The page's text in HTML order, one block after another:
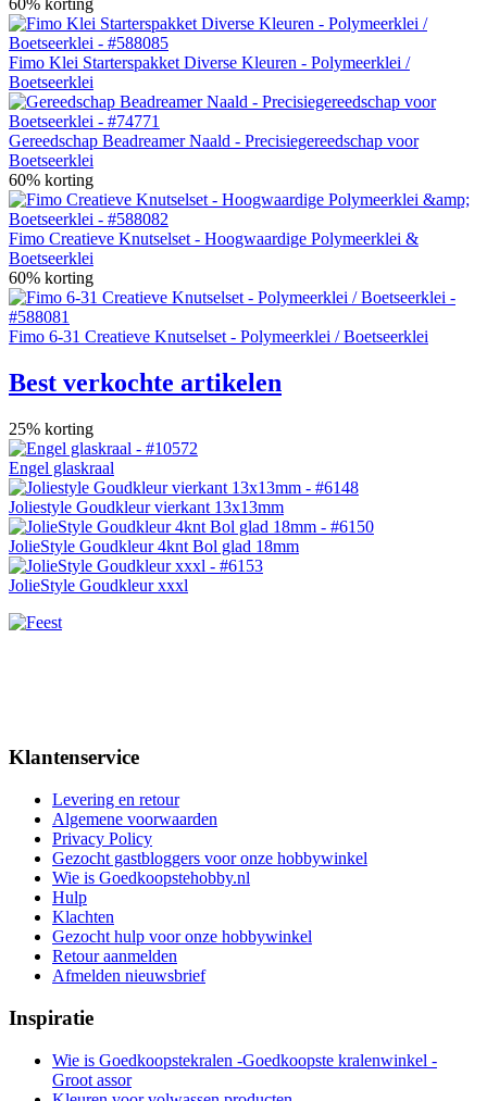
Fimo Klei Starterspakket Diverse Kleuren - Polymeerklei /
Boetseerklei
Gereedschap Beadreamer Naald - Precisiegereedschap voor
Boetseerklei
60% korting
Fimo Creatieve Knutselset - Hoogwaardige Polymeerklei &
Boetseerklei
60% korting
Fimo 6-31 Creatieve Knutselset - Polymeerklei / Boetseerklei
Best verkochte artikelen
25% korting
Engel glaskraal
Joliestyle Goudkleur vierkant 13x13mm
JolieStyle Goudkleur 4knt Bol glad 18mm
JolieStyle Goudkleur xxxl
Klantenservice
Levering en retour
Algemene voorwaarden
Privacy Policy
Gezocht gastbloggers voor onze hobbywinkel
Wie is Goedkoopstehobby.nl
Hulp
Klachten
Gezocht hulp voor onze hobbywinkel
Retour aanmelden
Afmelden nieuwsbrief
Inspiratie
Wie is Goedkoopstekralen -Goedkoopste kralenwinkel -
Groot assor